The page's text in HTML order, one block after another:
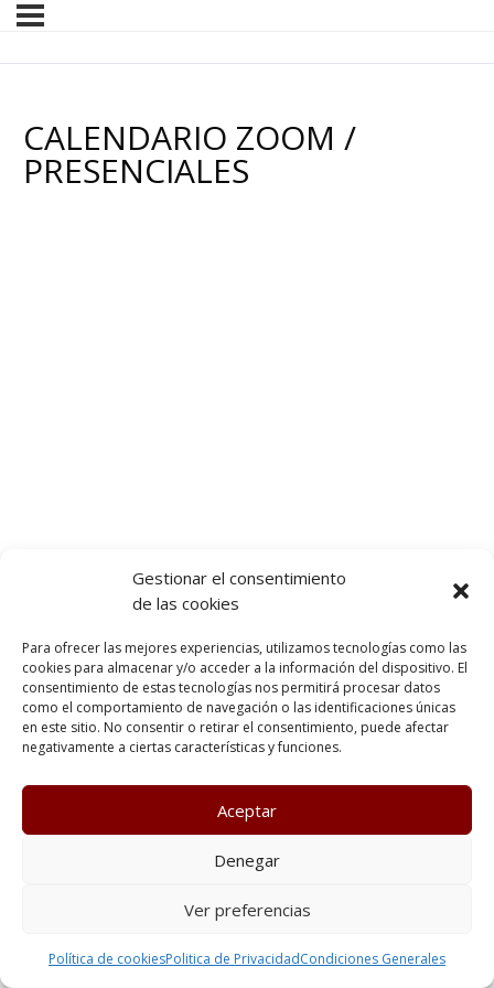
Gestionar el consentimiento
de las cookies
Para ofrecer las mejores experiencias, utilizamos tecnologías como las
cookies para almacenar y/o acceder a la información del dispositivo. El
consentimiento de estas tecnologías nos permitirá procesar datos
como el comportamiento de navegación o las identificaciones únicas
en este sitio. No consentir o retirar el consentimiento, puede afectar
negativamente a ciertas características y funciones.
Aceptar
Denegar
Ver preferencias
Política de cookiesPolitica de PrivacidadCondiciones Generales
CALENDARIO ZOOM /
PRESENCIALES